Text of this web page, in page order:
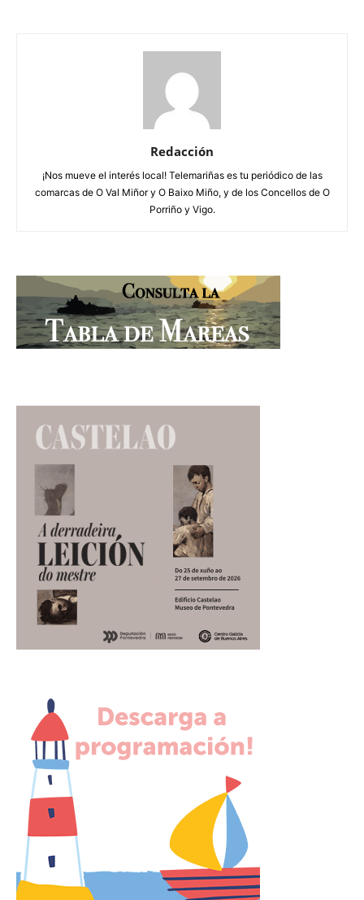
Redacción
¡Nos mueve el interés local! Telemariñas es tu periódico de las
comarcas de O Val Miñor y O Baixo Miño, y de los Concellos de O
Porriño y Vigo.